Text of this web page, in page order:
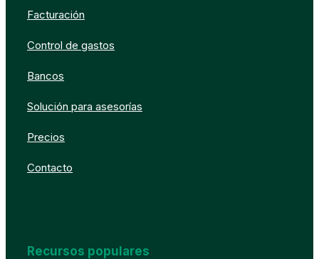
Facturación
Control de gastos
Bancos
Solución para asesorías
Precios
Contacto
Recursos populares